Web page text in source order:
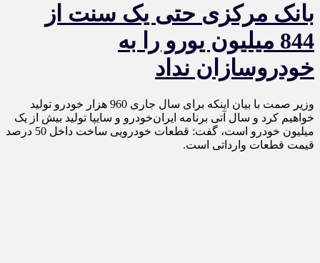
بانک مرکزی حتی یک سنت از
844 میلیون یورو را به
خودروسازان نداد
وزیر صمت با بیان اینکه برای سال جاری 960 هزار خودرو تولید
خواهیم کرد و سال آتی برنامه ایران‌خودرو و سایپا تولید بیش از یک
میلیون خودرو است، گفت: قطعات خودرویی ساخت داخل 50 درصد
قیمت قطعات وارداتی است.